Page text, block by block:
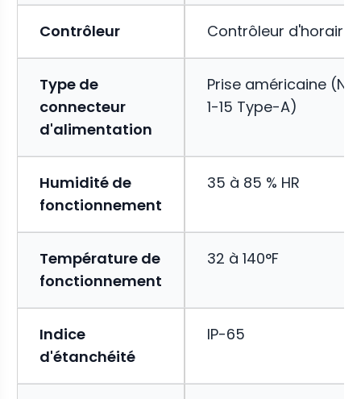
Contrôleur Contrôleur d'horaire
Type de
connecteur
d'alimentation
Prise américaine
1-15 Type-A)
Humidité de
fonctionnement
35 à 85 % HR
Température de
fonctionnement
32 à 140°F
Indice
d'étanchéité
IP-65